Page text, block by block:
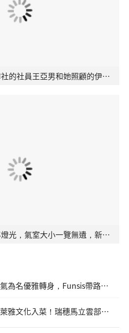
紅葉福利雞蛋生產合作社的社員王亞男和她照顧的伊莎蛋雞
暗室中訪客將雞蛋對準燈光，氣室大小一覽無遺，新鮮度親眼可見。
名優雅轉身，Funsis帶路走向民族植物的療癒
菜！瑞穗馬立雲部落「五色植引餐桌」亮相，縱管處攜手返鄉青年用香氣療癒縱谷